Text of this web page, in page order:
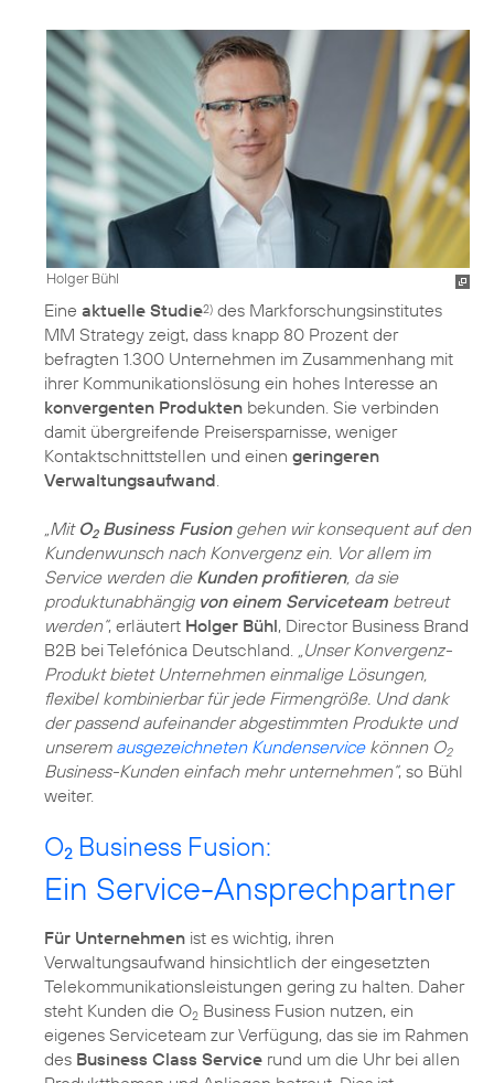
Holger Bühl
Eine aktuelle Studie2) des Markforschungsinstitutes
MM Strategy zeigt, dass knapp 80 Prozent der
befragten 1.300 Unternehmen im Zusammenhang mit
ihrer Kommunikationslösung ein hohes Interesse an
konvergenten Produkten bekunden. Sie verbinden
damit übergreifende Preisersparnisse, weniger
Kontaktschnittstellen und einen geringeren
Verwaltungsaufwand.
„Mit O2Business Fusiongehen wir konsequent auf den
Kundenwunsch nach Konvergenz ein. Vor allem im
Service werden die Kunden profitieren, da sie
produktunabhängig von einem Serviceteam betreut
werden“, erläutert Holger Bühl, Director Business Brand
B2B bei Telefónica Deutschland. „Unser Konvergenz-
Produkt bietet Unternehmen einmalige Lösungen,
flexibel kombinierbar für jede Firmengröße. Und dank
der passend aufeinander abgestimmten Produkte und
unserem ausgezeichneten Kundenservicekönnen O2
Business-Kunden einfach mehr unternehmen“, so Bühl
weiter.
O2 Business Fusion:
Ein Service-Ansprechpartner
Für Unternehmen ist es wichtig, ihren
Verwaltungsaufwand hinsichtlich der eingesetzten
Telekommunikationsleistungen gering zu halten. Daher
steht Kunden die O2 Business Fusion nutzen, ein
eigenes Serviceteam zur Verfügung, das sie im Rahmen
des Business Class Service rund um die Uhr bei allen